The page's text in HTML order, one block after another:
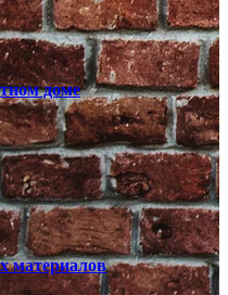
доме
материалов